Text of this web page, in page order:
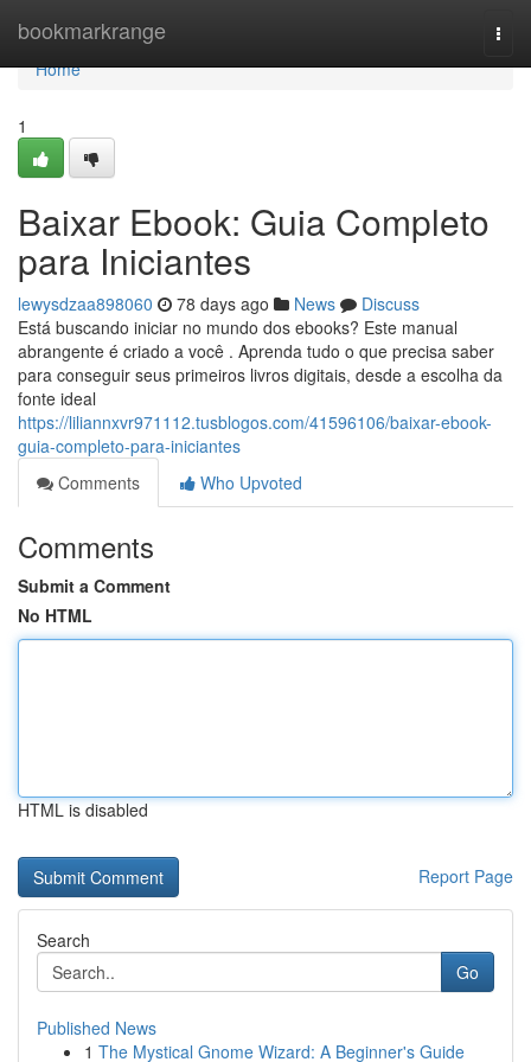
bookmarkrange
Home
Home
1
Baixar Ebook: Guia Completo
para Iniciantes
lewysdzaa898060 78 days ago News
Discuss
Está buscando iniciar no mundo dos ebooks? Este manual
abrangente é criado a você . Aprenda tudo o que precisa saber
para conseguir seus primeiros livros digitais, desde a escolha da
fonte ideal
https://liliannxvr971112.tusblogos.com/41596106/baixar-ebook-
guia-completo-para-iniciantes
Comments
Who Upvoted
Comments
Submit a Comment
No HTML
HTML is disabled
Report Page
Search
Go
Published News
1 The Mystical Gnome Wizard: A Beginner's Guide